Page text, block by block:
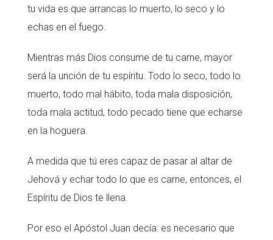
tu vida es que arrancas lo muerto, lo seco y lo
echas en el fuego.
Mientras más Dios consume de tu carne, mayor
será la unción de tu espíritu. Todo lo seco, todo lo
muerto, todo mal hábito, toda mala disposición,
toda mala actitud, todo pecado tiene que echarse
en la hoguera.
A medida que tú eres capaz de pasar al altar de
Jehová y echar todo lo que es carne, entonces, el
Espíritu de Dios te llena.
Por eso el Apóstol Juan decía: es necesario que